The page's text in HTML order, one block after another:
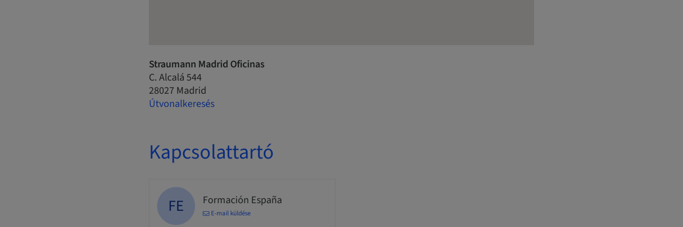
Straumann Madrid Oficinas
C. Alcalá 544
28027 Madrid
Útvonalkeresés
Kapcsolattartó
FE Formación España
E-mail küldése